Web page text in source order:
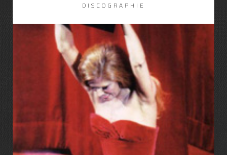
DISCOGRAPHIE
LIRE LA SUITE